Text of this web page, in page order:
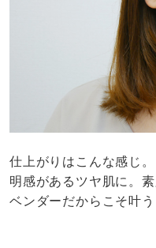
仕上がりはこんな感じ
明感があるツヤ肌に。
ベンダーだからこそ叶